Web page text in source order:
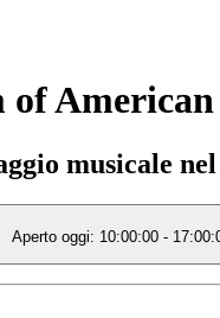
of
musicale nel
Aperto oggi: 10:00:00 -